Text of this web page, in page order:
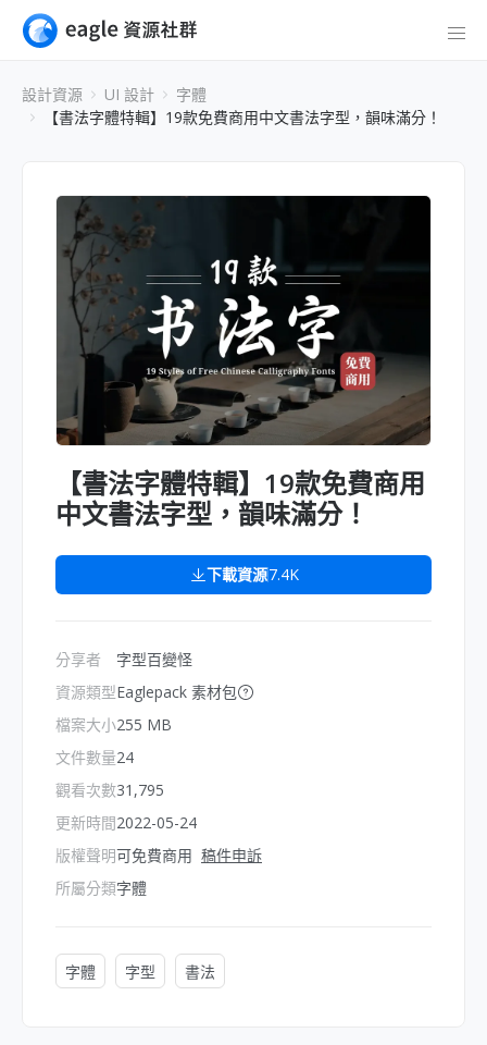
設計資源 UI 設計
字體
【書法字體特輯】19款免費商用中文書法字型，韻味滿分！
【書法字體特輯】19款免費商用
中文書法字型，韻味滿分！
下載資源7.4K
分享者
資源類型
檔案大小
文件數量
觀看次數
更新時間
版權聲明
所屬分類
字型百變怪
Eaglepack 素材包
255 MB
24
31,795
2022-05-24
可免費商用 稿件申訴
字體
字體 字型 書法